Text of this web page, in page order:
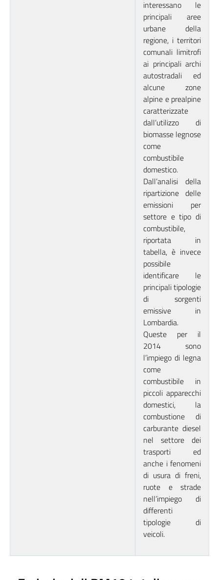
interessano le
principali aree
urbane della
regione, i territori
comunali limitrofi
ai principali archi
autostradali ed
alcune zone
alpine e prealpine
caratterizzate
dall’utilizzo di
biomasse legnose
come
combustibile
domestico.
Dall’analisi della
ripartizione delle
emissioni per
settore e tipo di
combustibile,
riportata in
tabella, è invece
possibile
identificare le
principali tipologie
di sorgenti
emissive in
Lombardia.
Queste per il
2014 sono
l’impiego di legna
come
combustibile in
piccoli apparecchi
domestici, la
combustione di
carburante diesel
nel settore dei
trasporti ed
anche i fenomeni
di usura di freni,
ruote e strade
nell’impiego di
differenti
tipologie di
veicoli.